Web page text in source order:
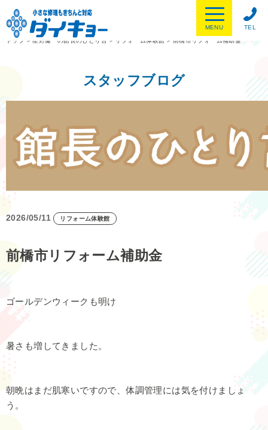
TEL
MENU
トップ
>星野健一の館長のひとり言 > リフォーム体験館 > 前橋市リフォーム補助金
スタッフブログ
2026/05/11 リフォーム体験館
前橋市リフォーム補助金
ゴールデンウィークも明け
暑さも増してきました。
朝晩はまだ肌寒いですので、体調管理には気を付けましょ
う。